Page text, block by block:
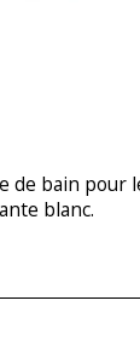
de bain pour
blanc.